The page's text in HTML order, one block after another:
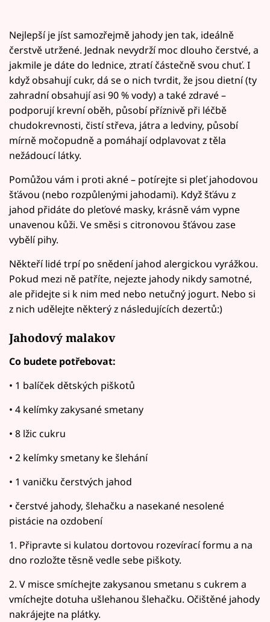
Nejlepší je jíst samozřejmě jahody jen tak, ideálně
čerstvě utržené. Jednak nevydrží moc dlouho čerstvé, a
jakmile je dáte do lednice, ztratí částečně svou chuť. I
když obsahují cukr, dá se o nich tvrdit, že jsou dietní (ty
zahradní obsahují asi 90 % vody) a také zdravé –
podporují krevní oběh, působí příznivě při léčbě
chudokrevnosti, čistí střeva, játra a ledviny, působí
mírně močopudně a pomáhají odplavovat z těla
nežádoucí látky.
Pomůžou vám i proti akné – potírejte si pleť jahodovou
šťávou (nebo rozpůlenými jahodami). Když šťávu z
jahod přidáte do pleťové masky, krásně vám vypne
unavenou kůži. Ve směsi s citronovou šťávou zase
vybělí pihy.
Někteří lidé trpí po snědení jahod alergickou vyrážkou.
Pokud mezi ně patříte, nejezte jahody nikdy samotné,
ale přidejte si k nim med nebo netučný jogurt. Nebo si
z nich udělejte některý z následujících dezertů:)
Jahodový malakov
Co budete potřebovat:
• 1 balíček dětských piškotů
• 4 kelímky zakysané smetany
• 8 lžic cukru
• 2 kelímky smetany ke šlehání
• 1 vaničku čerstvých jahod
• čerstvé jahody, šlehačku a nasekané nesolené
pistácie na ozdobení
1. Připravte si kulatou dortovou rozevírací formu a na
dno rozložte těsně vedle sebe piškoty.
2. V misce smíchejte zakysanou smetanu s cukrem a
vmíchejte dotuha ušlehanou šlehačku. Očištěné jahody
nakrájejte na plátky.